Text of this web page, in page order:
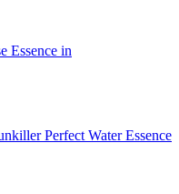
Essence in
Perfect Water Essence